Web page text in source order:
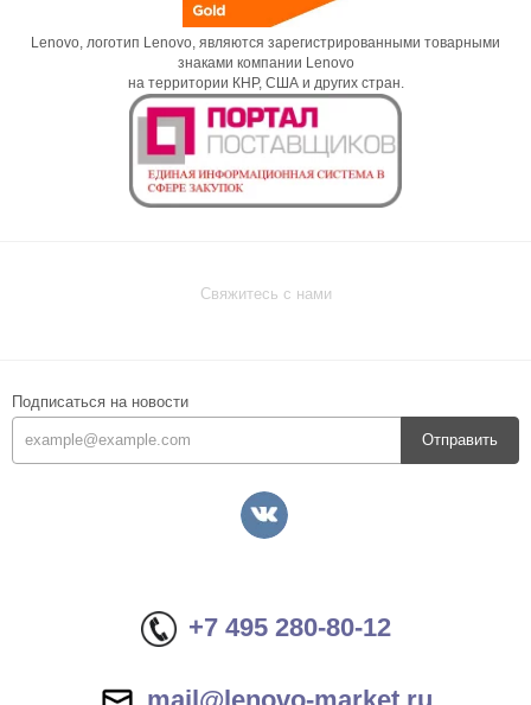
Lenovo, логотип Lenovo, являются зарегистрированными товарными
знаками компании Lenovo
на территории КНР, США и других стран.
Свяжитесь с нами
Подписаться на новости
Отправить
+7 495 280-80-12